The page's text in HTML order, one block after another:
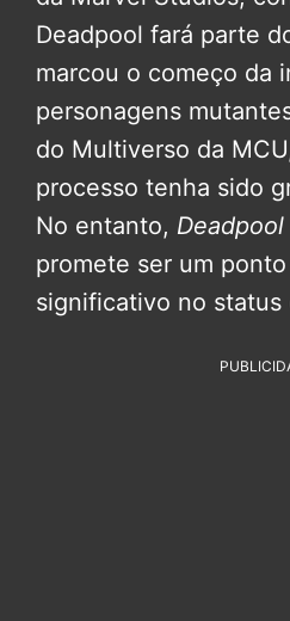
Deadpool fará parte
marcou o começo da
personagens
do Multiverso da
processo tenha sido
No entanto,
promete ser um
significativo no status